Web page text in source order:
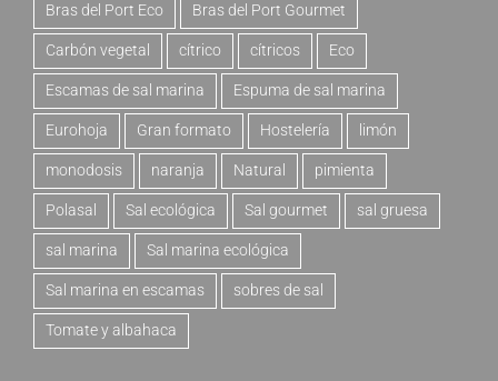
Bras del Port Eco Bras del Port Gourmet
Carbón vegetal cítrico cítricos Eco
Escamas de sal marina Espuma de sal marina
Eurohoja Gran formato Hostelería limón
monodosis naranja Natural pimienta
Polasal Sal ecológica Sal gourmet sal gruesa
sal marina Sal marina ecológica
Sal marina en escamas sobres de sal
Tomate y albahaca